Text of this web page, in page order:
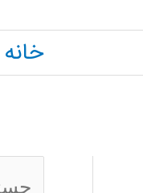
خانه